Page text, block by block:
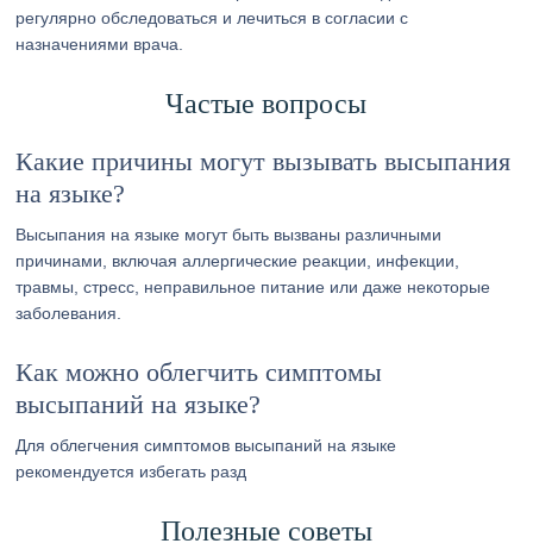
регулярно обследоваться и лечиться в согласии с
назначениями врача.
Частые вопросы
Какие причины могут вызывать высыпания
на языке?
Высыпания на языке могут быть вызваны различными
причинами, включая аллергические реакции, инфекции,
травмы, стресс, неправильное питание или даже некоторые
заболевания.
Как можно облегчить симптомы
высыпаний на языке?
Для облегчения симптомов высыпаний на языке
рекомендуется избегать разд
Полезные советы